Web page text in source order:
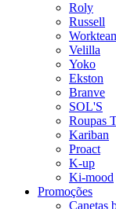
Roly
Russell
Velilla
Yoko
Ekston
Branve
SOL'S
Roupas
Kariban
Proact
K-up
Ki-mood
Promoções
Canetas